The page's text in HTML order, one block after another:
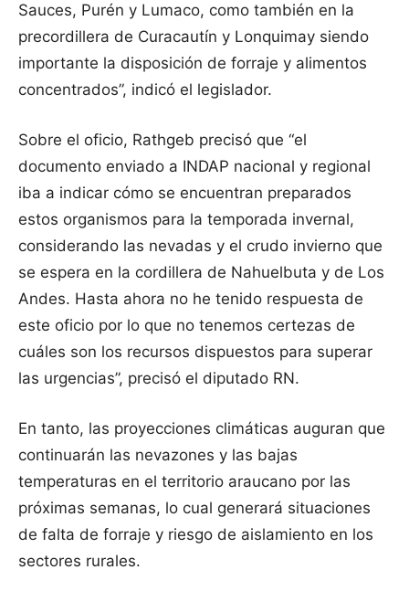
Sauces, Purén y Lumaco, como también en la
precordillera de Curacautín y Lonquimay siendo
importante la disposición de forraje y alimentos
concentrados”, indicó el legislador.
Sobre el oficio, Rathgeb precisó que “el
documento enviado a INDAP nacional y regional
iba a indicar cómo se encuentran preparados
estos organismos para la temporada invernal,
considerando las nevadas y el crudo invierno que
se espera en la cordillera de Nahuelbuta y de Los
Andes. Hasta ahora no he tenido respuesta de
este oficio por lo que no tenemos certezas de
cuáles son los recursos dispuestos para superar
las urgencias”, precisó el diputado RN.
En tanto, las proyecciones climáticas auguran que
continuarán las nevazones y las bajas
temperaturas en el territorio araucano por las
próximas semanas, lo cual generará situaciones
de falta de forraje y riesgo de aislamiento en los
sectores rurales.